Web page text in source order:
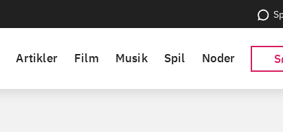
Artikler Film Musik Spil Noder